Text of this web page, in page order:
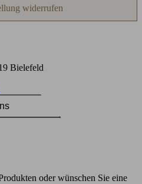
widerrufen
Bielefeld
oder wünschen Sie eine